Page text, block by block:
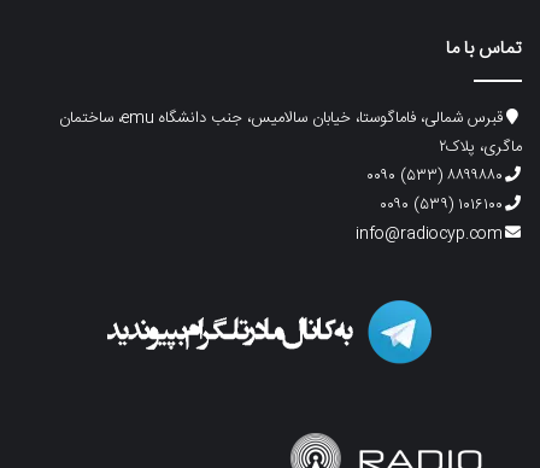
تماس با ما
قبرس شمالی، فاماگوستا، خیابان سالامیس، جنب دانشگاه emu، ساختمان
ماگری، پلاک۲
۸۸۹۹۸۸۰ (۵۳۳) ۰۰۹۰
۱۰۱۶۱۰۰ (۵۳۹) ۰۰۹۰
info@radiocyp.com